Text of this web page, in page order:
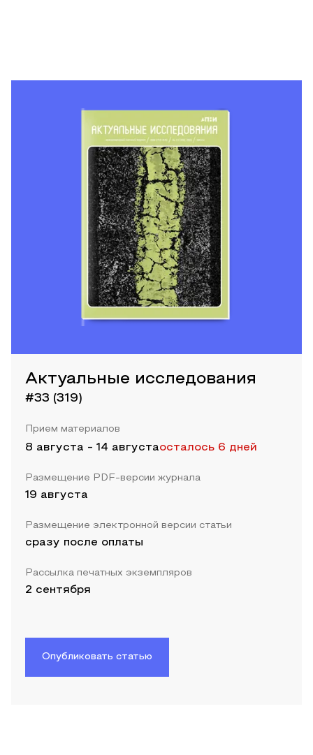
Актуальные исследования
#33 (319)
Прием материалов
8 августа - 14 августаосталось 6 дней
Размещение PDF-версии журнала
19 августа
Размещение электронной версии статьи
сразу после оплаты
Рассылка печатных экземпляров
2 сентября
Опубликовать статью